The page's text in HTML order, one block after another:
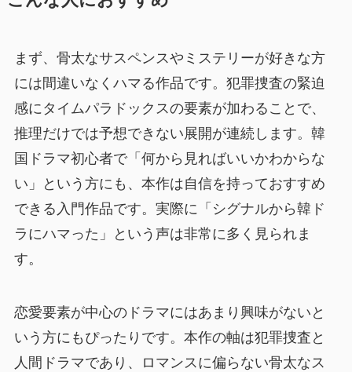
まず、骨太なサスペンスやミステリーが好きな方
には間違いなくハマる作品です。犯罪捜査の緊迫
感にタイムパラドックスの要素が加わることで、
推理だけでは予想できない展開が連続します。韓
国ドラマ初心者で「何から見ればいいかわからな
い」という方にも、本作は自信を持っておすすめ
できる入門作品です。実際に「シグナルから韓ド
ラにハマった」という声は非常に多く見られま
す。
恋愛要素が中心のドラマにはあまり興味がないと
いう方にもぴったりです。本作の軸は犯罪捜査と
人間ドラマであり、ロマンスに偏らない骨太なス